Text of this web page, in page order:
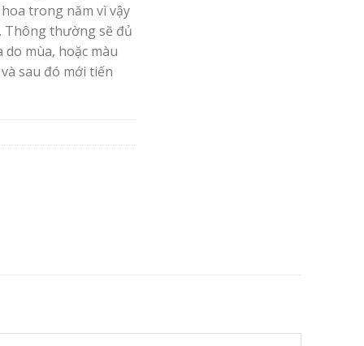
trong năm vì vậy
Thông thường sẽ đủ
mùa, hoặc màu
sau đó mới tiến